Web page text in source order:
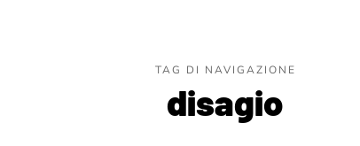
TAG DI NAVIGAZIONE
disagio